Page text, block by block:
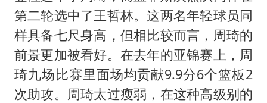
第二轮选中了王哲林。这两名年轻球员同
样具备七尺身高，但相比较而言，周琦的
前景更加被看好。在去年的亚锦赛上，周
琦九场比赛里面场均贡献9.9分6个篮板2
次助攻。周琦太过瘦弱，在这种高级别的